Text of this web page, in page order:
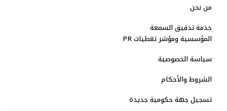
من نحن
خدمة تدقيق السمعة
المؤسسية ومؤشر تغطيات PR
سياسة الخصوصية
الشروط والأحكام
تسجيل جهة حكومية جديدة